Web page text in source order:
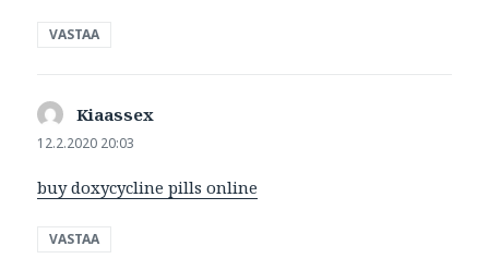
VASTAA
Kiaassex
12.2.2020 20:03
buy doxycycline pills online
VASTAA